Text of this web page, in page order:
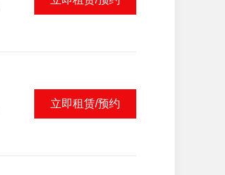
立即租赁/预约